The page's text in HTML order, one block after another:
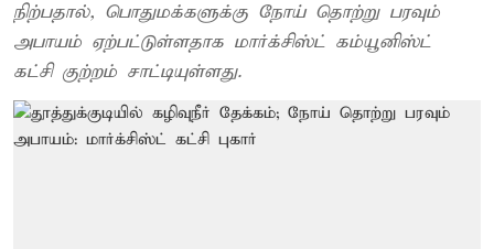
நிற்பதால், பொதுமக்களுக்கு நோய் தொற்று பரவும்
அபாயம் ஏற்பட்டுள்ளதாக மார்க்சிஸ்ட் கம்யூனிஸ்ட்
கட்சி குற்றம் சாட்டியுள்ளது.